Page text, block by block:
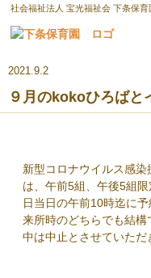
社会福祉法人 宝光福祉会 下条保
2021.9.2
９月のkokoひろばと
新型コロナウイルス感
は、午前5組、午後5組
日当日の午前10時迄に
来所時のどちらでも結
中は中止とさせていただ